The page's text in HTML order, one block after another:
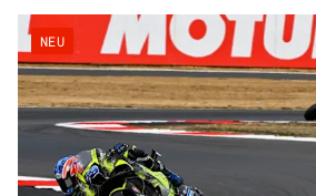
NEU